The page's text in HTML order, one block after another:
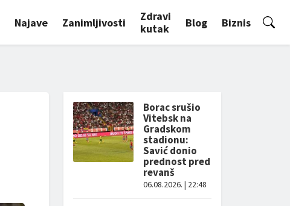
Najave Zanimljivosti
Zdravi
kutak
Blog Biznis
Borac srušio
Vitebsk na
Gradskom
stadionu:
Savić donio
prednost pred
revanš
06.08.2026. | 22:48